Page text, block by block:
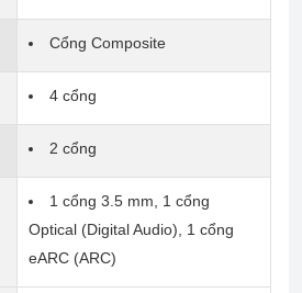
Cổng Composite
4 cổng
2 cổng
1 cổng 3.5 mm, 1 cổng
Optical (Digital Audio), 1 cổng
eARC (ARC)